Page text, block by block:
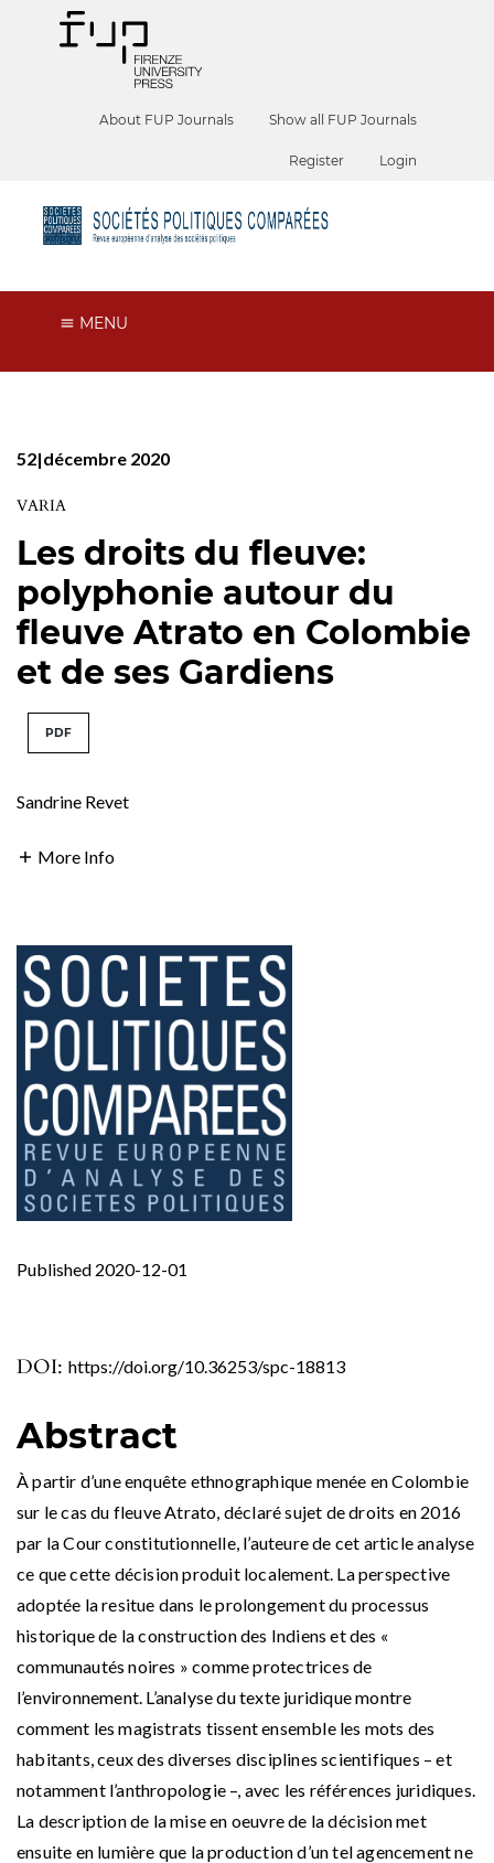
About FUP Journals Show all FUP Journals
Register Login
MENU
52|décembre 2020
VARIA
Les droits du fleuve:
polyphonie autour du
fleuve Atrato en Colombie
et de ses Gardiens
PDF
Sandrine Revet
More Info
DOI: https://doi.org/10.36253/spc-18813
Published 2020-12-01
Abstract
À partir d’une enquête ethnographique menée en Colombie
sur le cas du fleuve Atrato, déclaré sujet de droits en 2016
par la Cour constitutionnelle, l’auteure de cet article analyse
ce que cette décision produit localement. La perspective
adoptée la resitue dans le prolongement du processus
historique de la construction des Indiens et des «
communautés noires » comme protectrices de
l’environnement. L’analyse du texte juridique montre
comment les magistrats tissent ensemble les mots des
habitants, ceux des diverses disciplines scientifiques – et
notamment l’anthropologie –, avec les références juridiques.
La description de la mise en oeuvre de la décision met
ensuite en lumière que la production d’un tel agencement ne